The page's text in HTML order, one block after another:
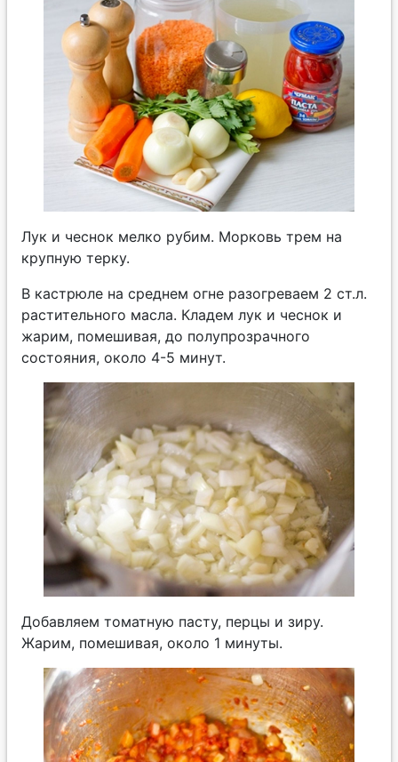
Лук и чеснок мелко рубим. Морковь трем на
крупную терку.
В кастрюле на среднем огне разогреваем 2 ст.л.
растительного масла. Кладем лук и чеснок и
жарим, помешивая, до полупрозрачного
состояния, около 4-5 минут.
Добавляем томатную пасту, перцы и зиру.
Жарим, помешивая, около 1 минуты.